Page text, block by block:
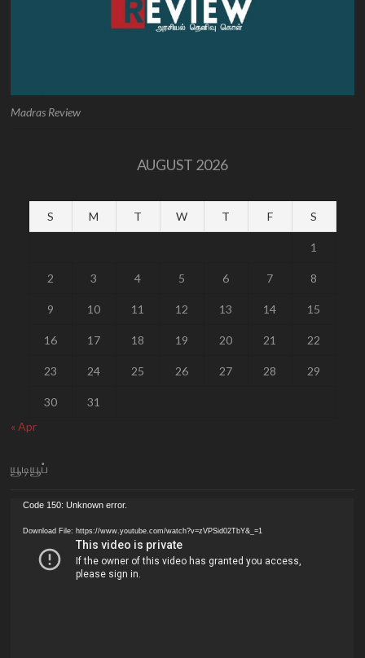
Madras Review
AUGUST 2026
S M T W T F S
1
2 3 4 5 6 7 8
9 10 11 12 13 14 15
16 17 18 19 20 21 22
23 24 25 26 27 28 29
30
31
« Apr
யூடியூப்
Video
Code 150: Unknown error.
Download File: https://www.youtube.com/watch?v=zVPSid02TbY&_=1